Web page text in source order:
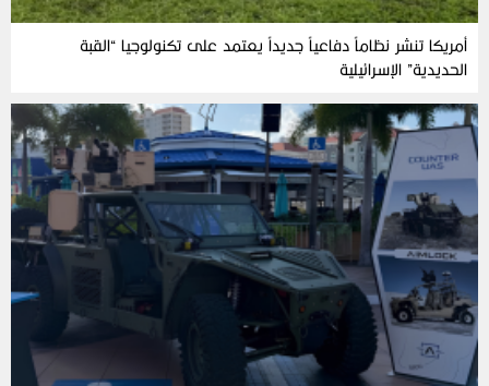
أمريكا تنشر نظاماً دفاعياً جديداً يعتمد على تكنولوجيا “القبة
الحديدية” الإسرائيلية